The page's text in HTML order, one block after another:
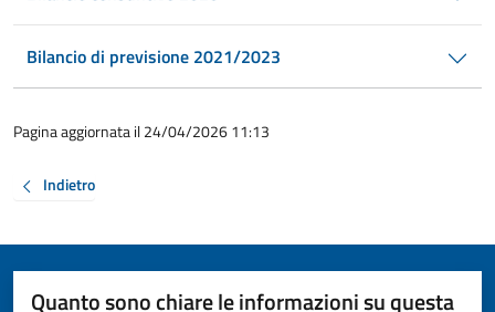
Bilancio di previsione 2021/2023
Pagina aggiornata il 24/04/2026 11:13
Indietro
Quanto sono chiare le informazioni su questa